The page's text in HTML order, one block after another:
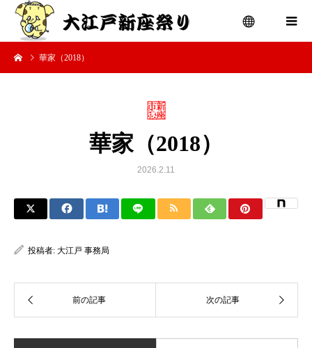
華家（2018）
華家（2018）
2026.2.11
投稿者: 大江戸 事務局